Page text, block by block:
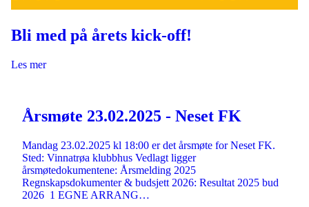
Bli med på årets kick-off!
Les mer
Årsmøte 23.02.2025 - Neset FK
Mandag 23.02.2025 kl 18:00 er det årsmøte for Neset FK.
Sted: Vinnatrøa klubbhus Vedlagt ligger
årsmøtedokumentene: Årsmelding 2025
Regnskapsdokumenter & budsjett 2026: Resultat 2025 bud
2026 1 EGNE ARRANG…